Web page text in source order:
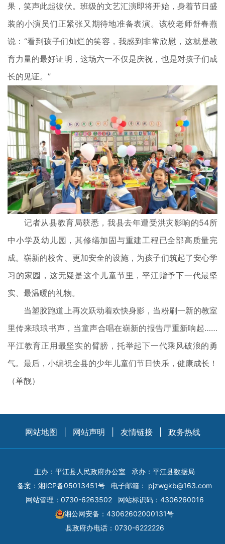
果，笑声此起彼伏。班级的文艺汇演即将开始，身着节日盛
装的小演员们正紧张又期待地准备表演。该校老师舒春燕
说：“看到孩子们灿烂的笑容，我感到非常欣慰，这就是教
育力量的最好证明，这场六一不仅是庆祝，也是对孩子们成
长的见证。”
记者从县教育局获悉，我县去年遭受洪灾影响的54所
中小学及幼儿园，其修缮加固与重建工程已全部高质量完
成。崭新的校舍、更加安全的设施，为孩子们筑起了安心学
习的家园，这无疑是这个儿童节里，平江赠予下一代最坚
实、最温暖的礼物。
当塑胶跑道上再次跃动着欢快身影，当粉刷一新的教室
里传来琅琅书声，当童声合唱在崭新的报告厅重新响起……
平江教育正用最坚实的臂膀，托举起下一代乘风破浪的勇
气。最后，小编祝全县的少年儿童们节日快乐，健康成长！
（单靓）
网站地图 网站声明 友情链接 政务热线
主办：平江县人民政府办公室
承办：平江县数据局
备案： 湘ICP备05013451号 电子邮箱： pjzwgkb@163.com
网站管理：0730-6263502
网站标识码：4306260016
湘公网安备：43062602000131号
县政府办电话：0730-6222226